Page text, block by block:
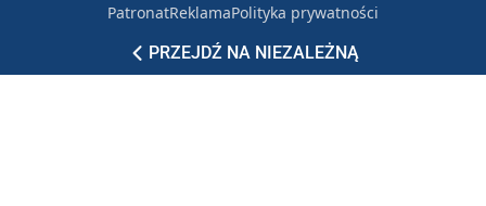
PRZEJDŹ NA NIEZALEŻNĄ
PatronatReklamaPolityka prywatności